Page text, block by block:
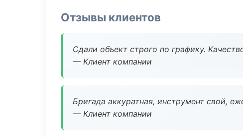
Отзывы клиентов
Сдали объект строго по графику.
— Клиент компании
Бригада аккуратная, инструмент свой,
— Клиент компании